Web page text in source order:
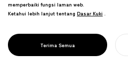
FESTIVAL NIKKEI
SDGS
memperbaiki fungsi laman web.
Ketahui lebih lanjut tentang Dasar Kuki
Dasar Kuki .
Terima Semua